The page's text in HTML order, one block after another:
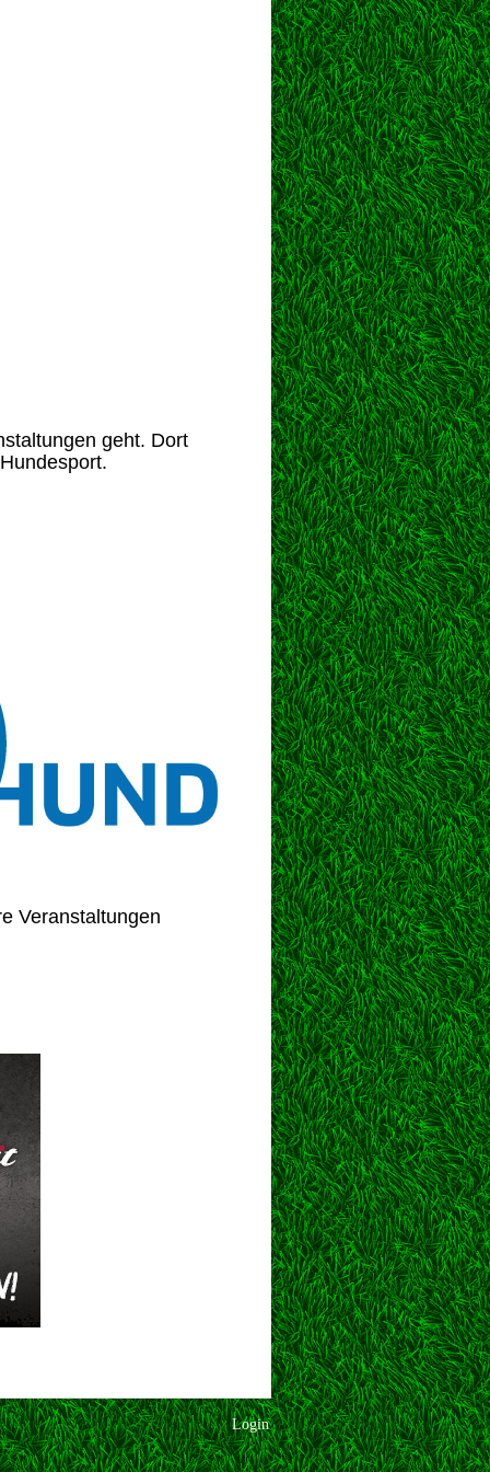
geht. Dort
Veranstaltungen
Login